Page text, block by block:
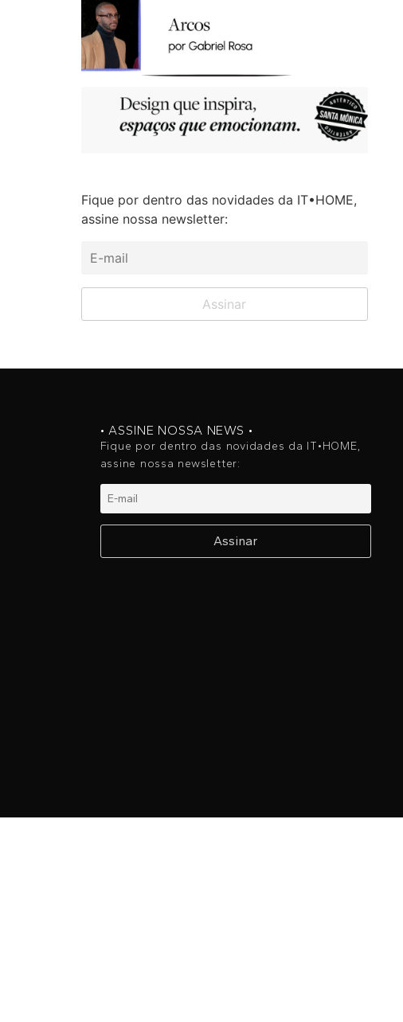
Fique por dentro das novidades da IT•HOME,
assine nossa newsletter:
• ASSINE NOSSA NEWS •
Fique por dentro das novidades da IT•HOME,
assine nossa newsletter: